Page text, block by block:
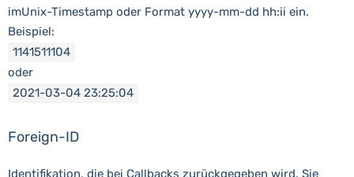
imUnix-Timestamp oder Format yyyy-mm-dd hh:ii ein.
Beispiel:
1141511104
oder
2021-03-04 23:25:04
Foreign-ID
Identifikation, die bei Callbacks zurückgegeben wird. Sie